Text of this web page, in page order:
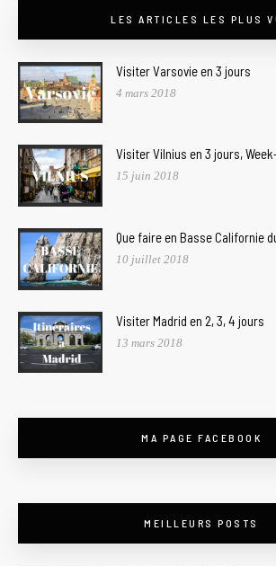
LES ARTICLES LES PLUS
Visiter Varsovie en 3 jours
4 mars 2018
Visiter Vilnius en 3 jours,
15 juin 2018
Que faire en Basse Californie
10 juillet 2018
Visiter Madrid en 2, 3, 4 jours
13 mars 2018
MA PAGE FACEBOOK
MEILLEURS POSTS